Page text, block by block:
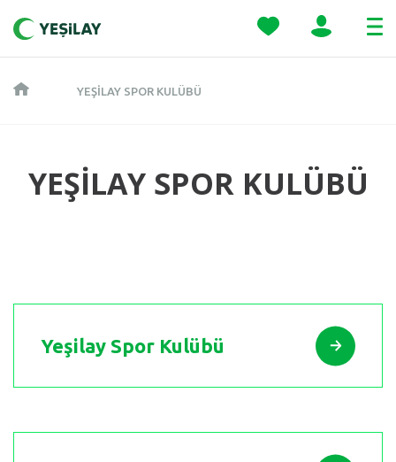
YEŞILAY SPOR KULÜBÜ
YEŞİLAY SPOR KULÜBÜ
Yeşilay Spor Kulübü